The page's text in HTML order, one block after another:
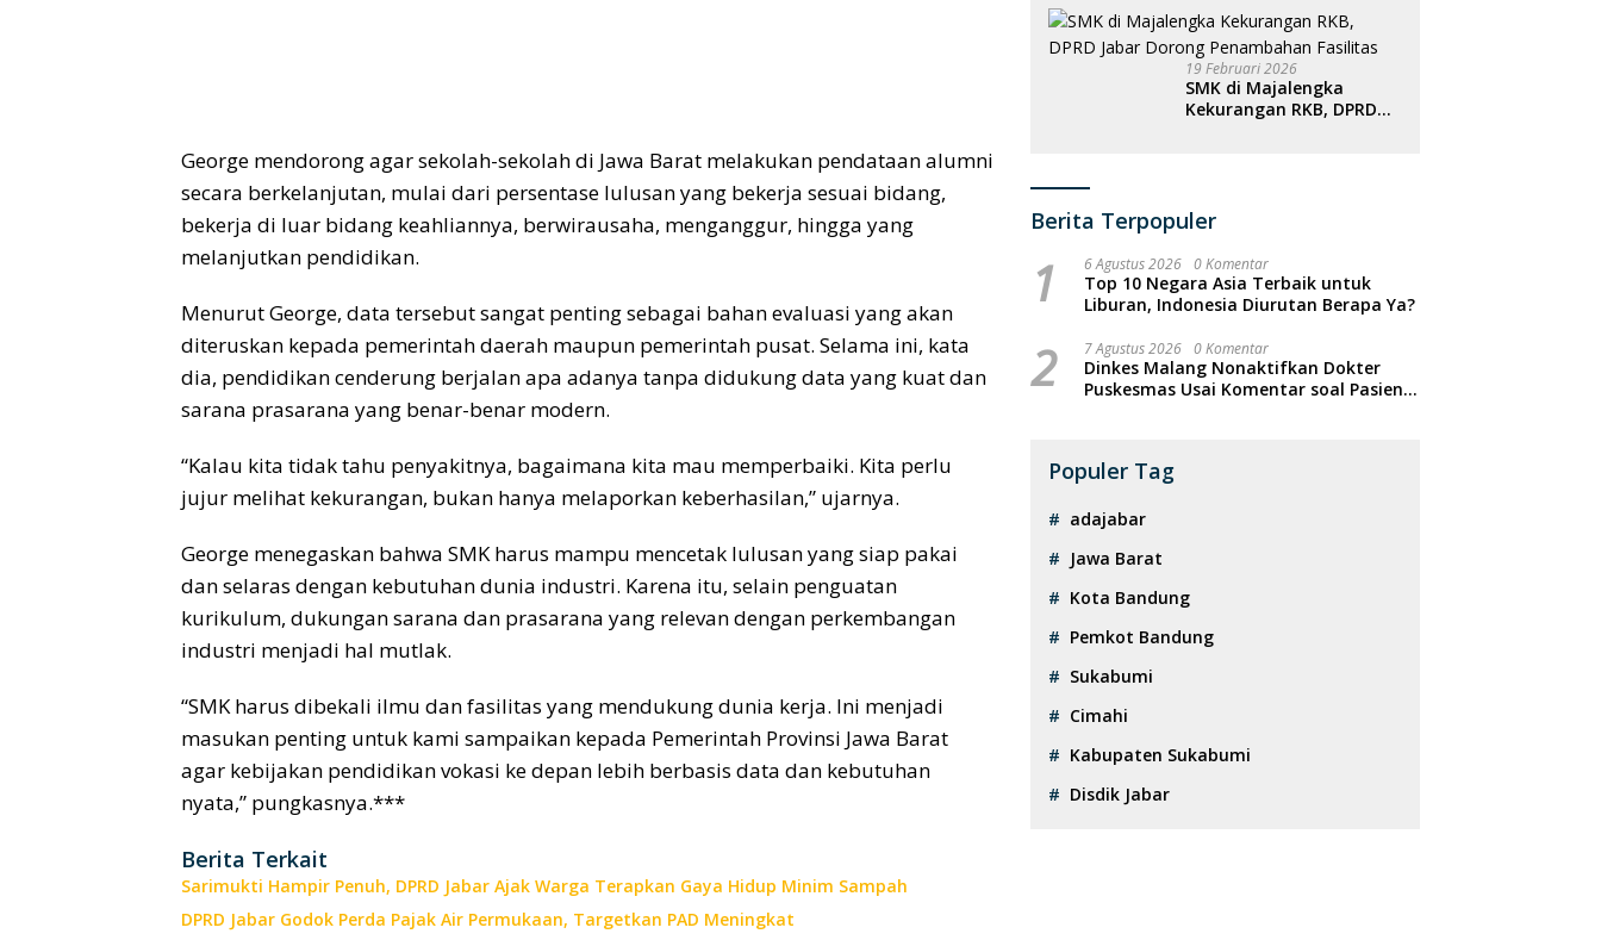
George mendorong agar sekolah-sekolah di Jawa Barat melakukan pendataan alumni
secara berkelanjutan, mulai dari persentase lulusan yang bekerja sesuai bidang,
bekerja di luar bidang keahliannya, berwirausaha, menganggur, hingga yang
melanjutkan pendidikan.
Menurut George, data tersebut sangat penting sebagai bahan evaluasi yang akan
diteruskan kepada pemerintah daerah maupun pemerintah pusat. Selama ini, kata
dia, pendidikan cenderung berjalan apa adanya tanpa didukung data yang kuat dan
sarana prasarana yang benar-benar modern.
“Kalau kita tidak tahu penyakitnya, bagaimana kita mau memperbaiki. Kita perlu
jujur melihat kekurangan, bukan hanya melaporkan keberhasilan,” ujarnya.
George menegaskan bahwa SMK harus mampu mencetak lulusan yang siap pakai
dan selaras dengan kebutuhan dunia industri. Karena itu, selain penguatan
kurikulum, dukungan sarana dan prasarana yang relevan dengan perkembangan
industri menjadi hal mutlak.
“SMK harus dibekali ilmu dan fasilitas yang mendukung dunia kerja. Ini menjadi
masukan penting untuk kami sampaikan kepada Pemerintah Provinsi Jawa Barat
agar kebijakan pendidikan vokasi ke depan lebih berbasis data dan kebutuhan
nyata,” pungkasnya.***
Berita Terkait
Sarimukti Hampir Penuh, DPRD Jabar Ajak Warga Terapkan Gaya Hidup Minim Sampah
DPRD Jabar Godok Perda Pajak Air Permukaan, Targetkan PAD Meningkat
Meningkat
19 Februari 2026
SMK di Majalengka
Kekurangan RKB, DPRD
Berita Terpopuler
1 6 Agustus 2026 0 Komentar
Top 10 Negara Asia Terbaik untuk
Liburan, Indonesia Diurutan Berapa Ya?
2 7 Agustus 2026 0 Komentar
Dinkes Malang Nonaktifkan Dokter
Puskesmas Usai Komentar soal Pasien
Populer Tag
adajabar
Jawa Barat
Kota Bandung
Pemkot Bandung
Sukabumi
Cimahi
Kabupaten Sukabumi
Disdik Jabar